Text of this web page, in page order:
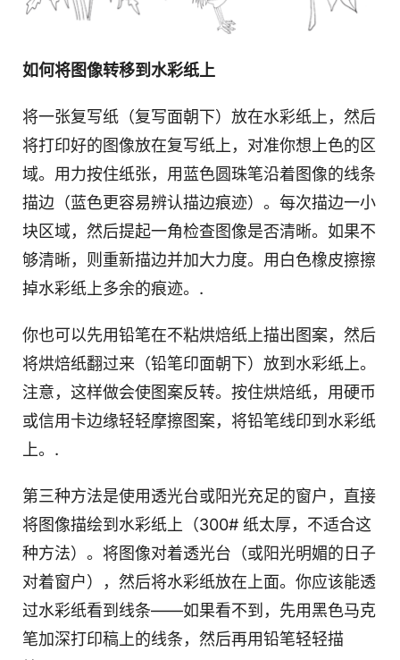
如何将图像转移到水彩纸上
将一张复写纸（复写面朝下）放在水彩纸上，然后
将打印好的图像放在复写纸上，对准你想上色的区
域。用力按住纸张，用蓝色圆珠笔沿着图像的线条
描边（蓝色更容易辨认描边痕迹）。每次描边一小
块区域，然后提起一角检查图像是否清晰。如果不
够清晰，则重新描边并加大力度。用白色橡皮擦擦
掉水彩纸上多余的痕迹。.
你也可以先用铅笔在不粘烘焙纸上描出图案，然后
将烘焙纸翻过来（铅笔印面朝下）放到水彩纸上。
注意，这样做会使图案反转。按住烘焙纸，用硬币
或信用卡边缘轻轻摩擦图案，将铅笔线印到水彩纸
上。.
第三种方法是使用透光台或阳光充足的窗户，直接
将图像描绘到水彩纸上（300# 纸太厚，不适合这
种方法）。将图像对着透光台（或阳光明媚的日子
对着窗户），然后将水彩纸放在上面。你应该能透
过水彩纸看到线条——如果看不到，先用黑色马克
笔加深打印稿上的线条，然后再用铅笔轻轻描